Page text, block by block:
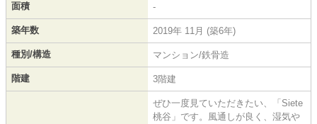
面積 -
築年数 2019年 11月 (築6年)
種別/構造 マンション/鉄骨造
階建 3階建
ぜひ一度見ていただきたい、「Siete
桃谷」です。風通しが良く、湿気や